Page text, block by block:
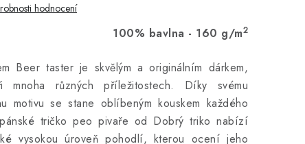
hodnocení
100% bavlna - 160 g/m2
Beer taster je skvělým a originálním dárkem,
různých příležitostech. Díky svému
motivu se stane oblíbeným kouskem každého
tričko peo pivaře od Dobrý triko nabízí
vysokou úroveň pohodlí, kterou ocení jeho